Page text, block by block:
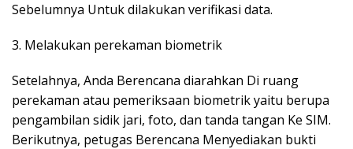
Sebelumnya Untuk dilakukan verifikasi data.
3. Melakukan perekaman biometrik
Setelahnya, Anda Berencana diarahkan Di ruang
perekaman atau pemeriksaan biometrik yaitu berupa
pengambilan sidik jari, foto, dan tanda tangan Ke SIM.
Berikutnya, petugas Berencana Menyediakan bukti